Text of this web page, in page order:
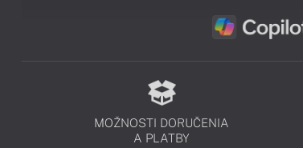
MOŽNOSTI DORUČENIA
A PLATBY